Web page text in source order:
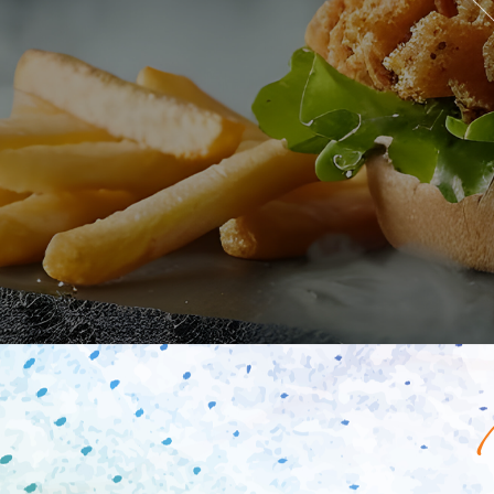
Programme De Fidélité
Avis
Mon Compte
Notre Restaurant
Zones de Livraison